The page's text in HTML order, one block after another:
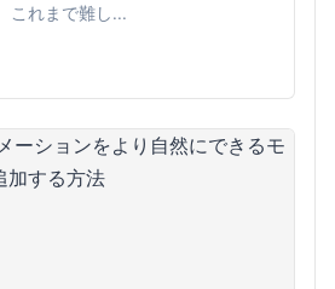
これまで難し...